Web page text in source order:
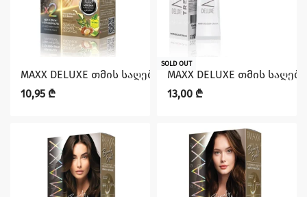
MAXX DELUXE თმის საღებავი 10.0
10,95 ₾
SOLD OUT
MAXX DELUXE თმის
13,00 ₾